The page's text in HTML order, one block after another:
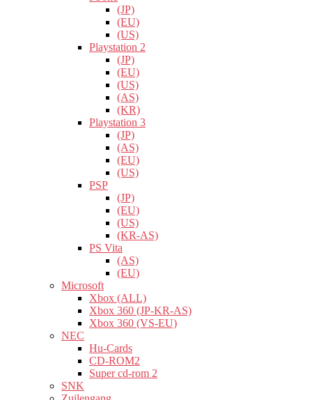
(JP)
(EU)
(US)
Playstation 2
(JP)
(EU)
(US)
(AS)
(KR)
Playstation 3
(JP)
(AS)
(EU)
(US)
PSP
(JP)
(EU)
(US)
(KR-AS)
PS Vita
(AS)
(EU)
Microsoft
Xbox (ALL)
Xbox 360 (JP-KR-AS)
Xbox 360 (VS-EU)
NEC
Hu-Cards
CD-ROM2
Super cd-rom 2
SNK